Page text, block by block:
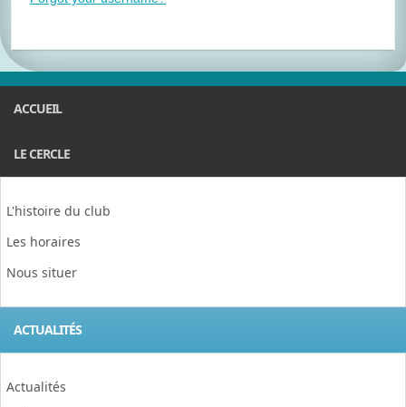
ACCUEIL
LE CERCLE
L'histoire du club
Les horaires
Nous situer
ACTUALITÉS
Actualités